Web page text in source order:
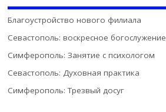
Благоустройство нового филиала
Севастополь: воскресное богослужение
Симферополь: Занятие с психологом
Севастополь: Духовная практика
Симферополь: Трезвый досуг